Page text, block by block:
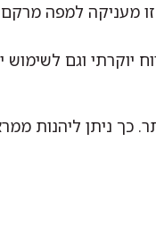
מעניקה למפה
וגם לשימוש
כך ניתן ליהנות